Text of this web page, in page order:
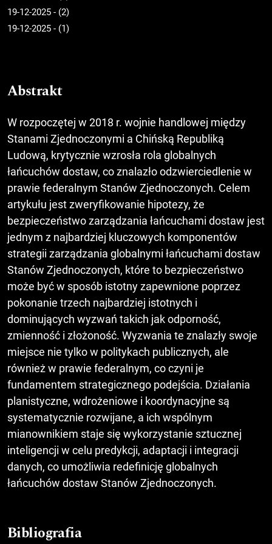
19-12-2025 - (2)
19-12-2025 - (1)
Abstrakt
W rozpoczętej w 2018 r. wojnie handlowej między
Stanami Zjednoczonymi a Chińską Republiką
Ludową, krytycznie wzrosła rola globalnych
łańcuchów dostaw, co znalazło odzwierciedlenie w
prawie federalnym Stanów Zjednoczonych. Celem
artykułu jest zweryfikowanie hipotezy, że
bezpieczeństwo zarządzania łańcuchami dostaw jest
jednym z najbardziej kluczowych komponentów
strategii zarządzania globalnymi łańcuchami dostaw
Stanów Zjednoczonych, które to bezpieczeństwo
może być w sposób istotny zapewnione poprzez
pokonanie trzech najbardziej istotnych i
dominujących wyzwań takich jak odporność,
zmienność i złożoność. Wyzwania te znalazły swoje
miejsce nie tylko w politykach publicznych, ale
również w prawie federalnym, co czyni je
fundamentem strategicznego podejścia. Działania
planistyczne, wdrożeniowe i koordynacyjne są
systematycznie rozwijane, a ich wspólnym
mianownikiem staje się wykorzystanie sztucznej
inteligencji w celu predykcji, adaptacji i integracji
danych, co umożliwia redefinicję globalnych
łańcuchów dostaw Stanów Zjednoczonych.
Bibliografia